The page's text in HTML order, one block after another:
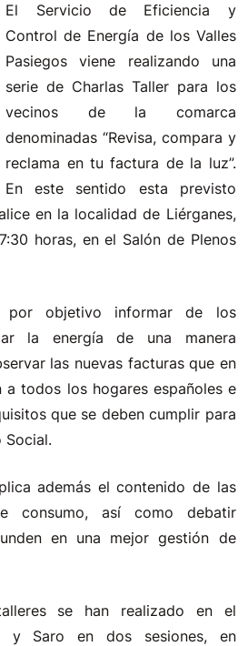
El Servicio de Eficiencia y
Control de Energía de los Valles
Pasiegos viene realizando una
serie de Charlas Taller para los
vecinos de la comarca
denominadas “Revisa, compara y
reclama en tu factura de la luz”.
En este sentido esta previsto
en la localidad de Liérganes,
horas, en el Salón de Plenos
por objetivo informar de los
la energía de una manera
las nuevas facturas que en
todos los hogares españoles e
que se deben cumplir para
Social.
además el contenido de las
consumo, así como debatir
en una mejor gestión de
se han realizado en el
y Saro en dos sesiones, en